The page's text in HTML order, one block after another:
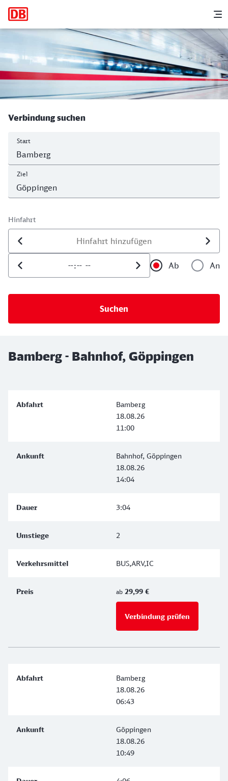
Hauptnavigation
Bamberg - Bahnhof, Göppingen
Verbindung suchen
Start
Ziel
Hinfahrt
Datum der Hinfahrt
Uhrzeit der Hinfahrt
Ab
An
Bamberg - Bahnhof, Göppingen
Bamberg
18.08.26
11:00
Bahnhof, Göppingen
18.08.26
14:04
3:04
2
BUS,ARV,IC
ab 29,99 €
Verbindung prüfen
Bamberg
18.08.26
06:43
Göppingen
18.08.26
10:49